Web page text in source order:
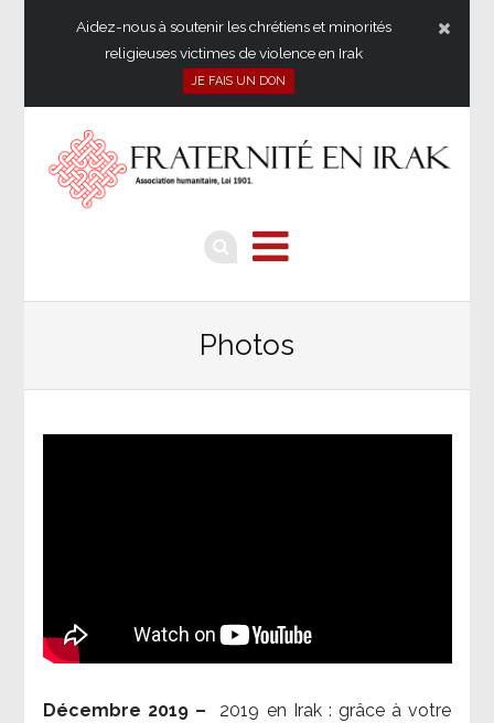
Aidez-nous à soutenir les chrétiens et minorités
religieuses victimes de violence en Irak
JE FAIS UN DON
Photos
Décembre 2019 – 2019 en Irak : grâce à votre